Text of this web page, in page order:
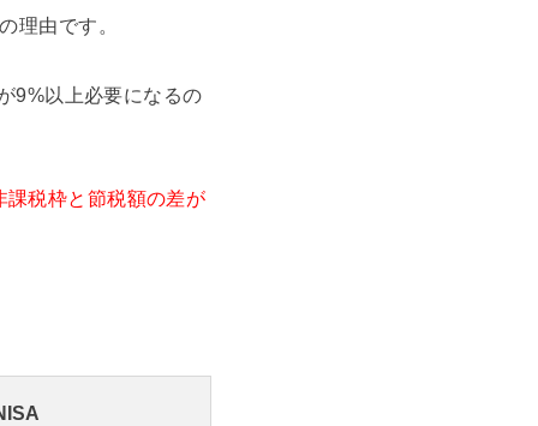
理由です。
9%以上必要になるの
課税枠と節税額の差が